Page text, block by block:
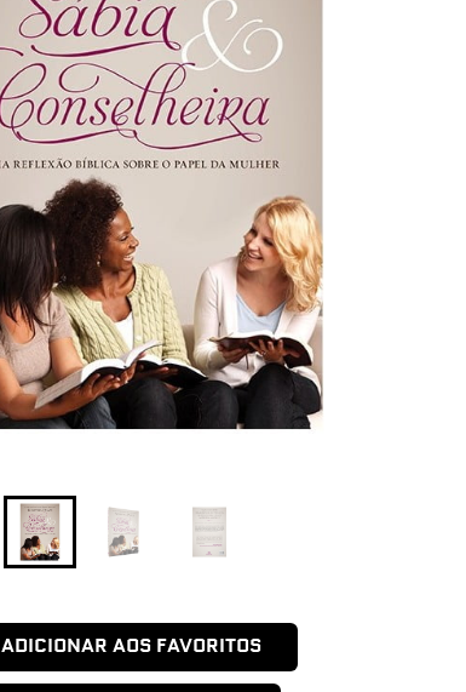
ADICIONAR AOS FAVORITOS